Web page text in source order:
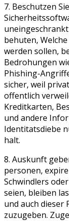
7. Beschutzen
behuten,
werden sollen,
Bedrohungen
Phishing-
sicher, weil
offentlich
Kreditkarten,
und andere
Identitatsdiebe
halt.
8. Auskunft
personen,
Schwindlers
seien, bleiben
und auch dieser
zuzugeben.